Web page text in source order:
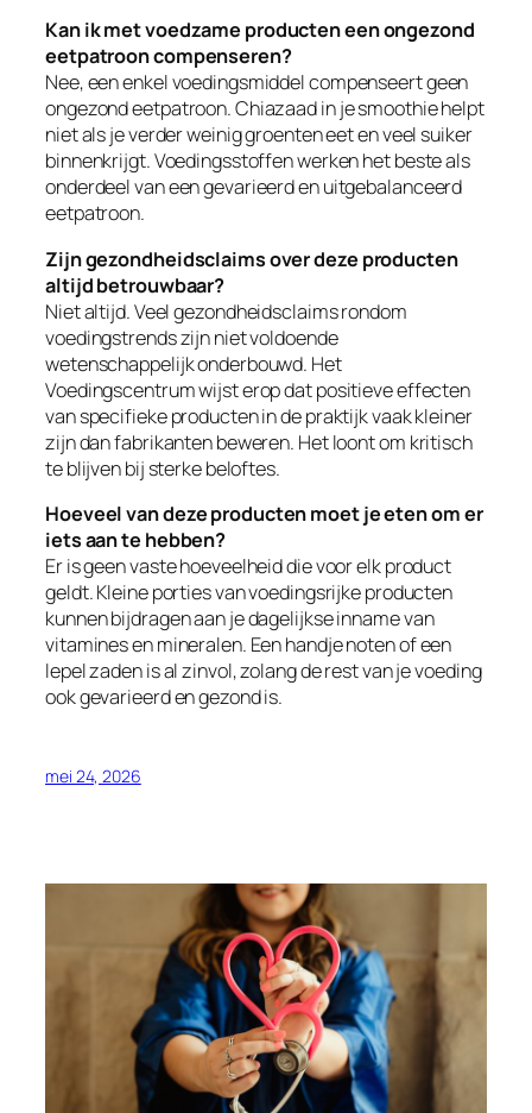
Kan ik met voedzame producten een ongezond
eetpatroon compenseren?
Nee, een enkel voedingsmiddel compenseert geen
ongezond eetpatroon. Chiazaad in je smoothie helpt
niet als je verder weinig groenten eet en veel suiker
binnenkrijgt. Voedingsstoffen werken het beste als
onderdeel van een gevarieerd en uitgebalanceerd
eetpatroon.
Zijn gezondheidsclaims over deze producten
altijd betrouwbaar?
Niet altijd. Veel gezondheidsclaims rondom
voedingstrends zijn niet voldoende
wetenschappelijk onderbouwd. Het
Voedingscentrum wijst erop dat positieve effecten
van specifieke producten in de praktijk vaak kleiner
zijn dan fabrikanten beweren. Het loont om kritisch
te blijven bij sterke beloftes.
Hoeveel van deze producten moet je eten om er
iets aan te hebben?
Er is geen vaste hoeveelheid die voor elk product
geldt. Kleine porties van voedingsrijke producten
kunnen bijdragen aan je dagelijkse inname van
vitamines en mineralen. Een handje noten of een
lepel zaden is al zinvol, zolang de rest van je voeding
ook gevarieerd en gezond is.
mei 24, 2026